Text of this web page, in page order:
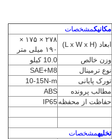
مکانیکمشخصات
ابعاد (L x W x H)
۲۷۸ × ۱۷۵ ×
۱۹۰ میلی متر
وزن خالص
10.0 کیلو
نوع ترمینال
SAE+M8
تورک پایانی
10-15N-m
مطالب پرونده
ABS
حفاظت از محفظهIP65
تخليهمشخصات